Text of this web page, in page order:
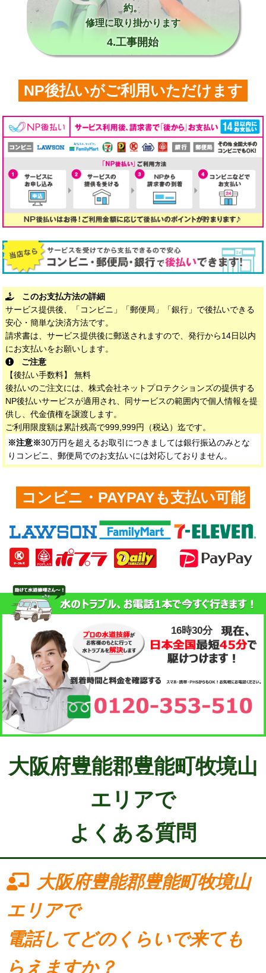
約。
修理に取り掛かります
4.工事開始
NP後払いがご利用いただけます
このお支払方法の詳細
サービス提供後、「コンビニ」「郵便局」「銀行」で後払いできる
安心・簡単な決済方法です。
請求書は、サービス提供後に郵送されますので、発行から14日以内
にお支払いをお願いします。
ご注意
【後払い手数料】 無料
後払いのご注文には、株式会社ネットプロテクションズの提供する
NP後払いサービスが適用され、同サービスの範囲内で個人情報を提
供し、代金債権を譲渡します。
ご利用限度額は累計残高で999,999円（税込）迄です。
※注意※30万円を超えるお取引につきましては銀行振込のみとな
りコンビニ、郵便局でのお支払いには対応しておりません。
コンビニ・PAYPAYも支払い可能
16時30分
大阪府豊能郡豊能町牧境山
エリアで
よくある質問
大阪府豊能郡豊能町牧境山
エリアで
電話してどのくらいで来ても
らえますか？